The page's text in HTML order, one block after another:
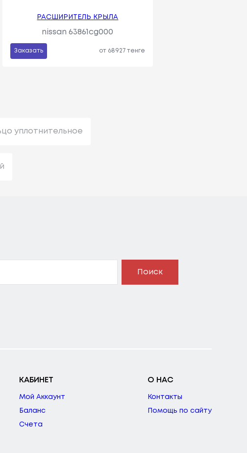
РАСШИРИТЕЛЬ КРЫЛА
nissan 63861cg000
Заказать от 68927 тенге
уплотнительное
Поиск
КАБИНЕТ
Мой Аккаунт
Баланс
Счета
О НАС
Контакты
Помощь по сайту